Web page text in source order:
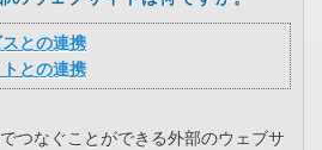
との連携
との連携
つなぐことができる外部のウェブサ